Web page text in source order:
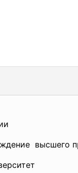
высшего